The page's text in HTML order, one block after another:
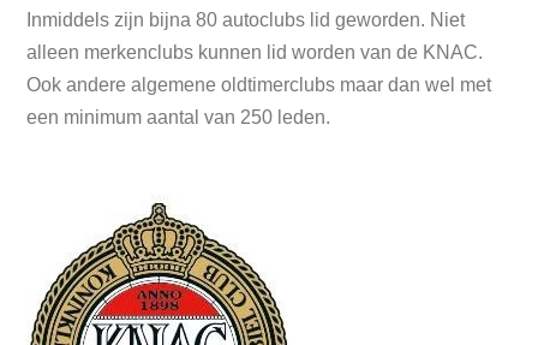
Inmiddels zijn bijna 80 autoclubs lid geworden. Niet
alleen merkenclubs kunnen lid worden van de KNAC.
Ook andere algemene oldtimerclubs maar dan wel met
een minimum aantal van 250 leden.